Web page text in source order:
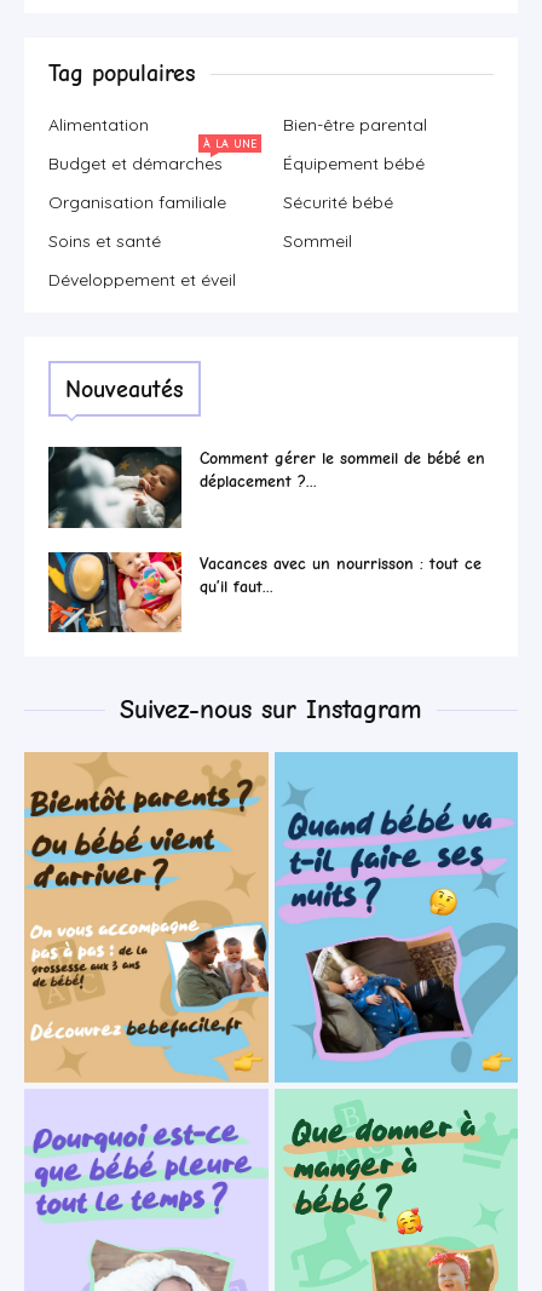
Tag populaires
Alimentation
Bien-être parental
Budget et démarches
À LA UNE
Équipement bébé
Organisation familiale
Sécurité bébé
Soins et santé
Sommeil
Développement et éveil
Nouveautés
Comment gérer le sommeil de bébé en
déplacement ?...
Vacances avec un nourrisson : tout ce
qu’il faut...
Suivez-nous sur Instagram